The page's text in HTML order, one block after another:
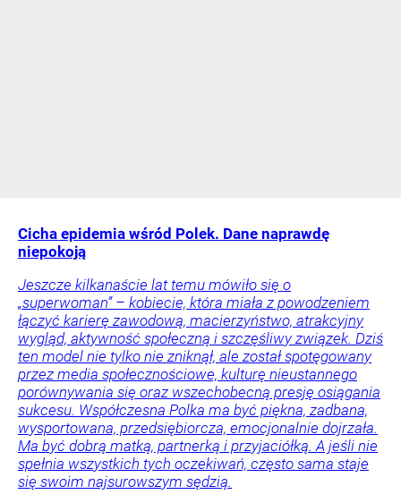
Cicha epidemia wśród Polek. Dane naprawdę
niepokoją
Jeszcze kilkanaście lat temu mówiło się o
„superwoman” – kobiecie, która miała z powodzeniem
łączyć karierę zawodową, macierzyństwo, atrakcyjny
wygląd, aktywność społeczną i szczęśliwy związek. Dziś
ten model nie tylko nie zniknął, ale został spotęgowany
przez media społecznościowe, kulturę nieustannego
porównywania się oraz wszechobecną presję osiągania
sukcesu. Współczesna Polka ma być piękna, zadbana,
wysportowana, przedsiębiorcza, emocjonalnie dojrzała.
Ma być dobrą matką, partnerką i przyjaciółką. A jeśli nie
spełnia wszystkich tych oczekiwań, często sama staje
się swoim najsurowszym sędzią.